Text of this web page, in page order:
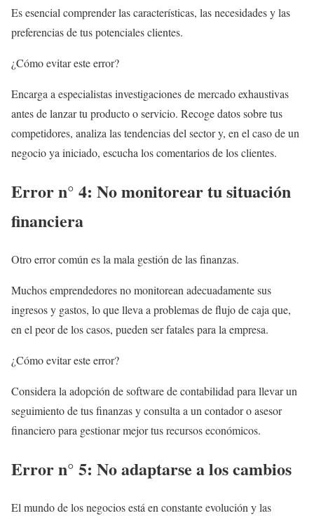
Es esencial comprender las características, las necesidades y las
preferencias de tus potenciales clientes.
¿Cómo evitar este error?
Encarga a especialistas investigaciones de mercado exhaustivas
antes de lanzar tu producto o servicio. Recoge datos sobre tus
competidores, analiza las tendencias del sector y, en el caso de un
negocio ya iniciado, escucha los comentarios de los clientes.
Error n° 4: No monitorear tu situación
financiera
Otro error común es la mala gestión de las finanzas.
Muchos emprendedores no monitorean adecuadamente sus
ingresos y gastos, lo que lleva a problemas de flujo de caja que,
en el peor de los casos, pueden ser fatales para la empresa.
¿Cómo evitar este error?
Considera la adopción de software de contabilidad para llevar un
seguimiento de tus finanzas y consulta a un contador o asesor
financiero para gestionar mejor tus recursos económicos.
Error n° 5: No adaptarse a los cambios
El mundo de los negocios está en constante evolución y las